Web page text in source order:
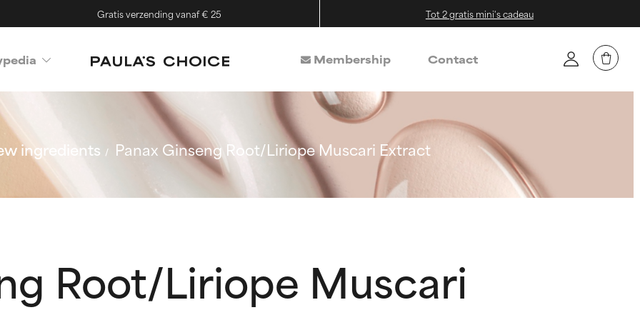
Gratis verzending vanaf € 25 Tot 2 gratis mini's cadeau
Membership Contact
ingredients Panax Ginseng Root/Liriope Muscari Extract
Root/Liriope Muscari